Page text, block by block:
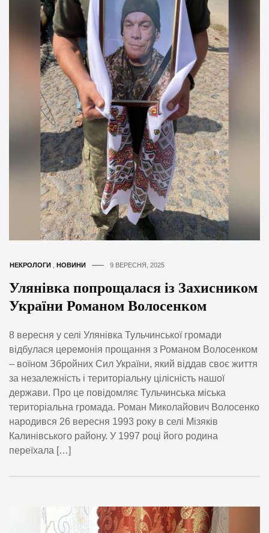
НЕКРОЛОГИ НОВИНИ 9 ВЕРЕСНЯ, 2025
Улянівка попрощалася із Захисником
України Романом Волосенком
8 вересня у селі Улянівка Тульчинської громади
відбулася церемонія прощання з Романом Волосенком
– воїном Збройних Сил України, який віддав своє життя
за незалежність і територіальну цілісність нашої
держави. Про це повідомляє Тульчинська міська
територіальна громада. Роман Миколайович Волосенко
народився 26 вересня 1993 року в селі Мізяків
Калинівського району. У 1997 році його родина
переїхала […]